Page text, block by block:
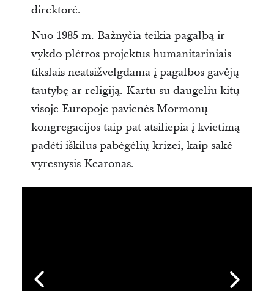
direktorė.
Nuo 1985 m. Bažnyčia teikia pagalbą ir
vykdo plėtros projektus humanitariniais
tikslais neatsižvelgdama į pagalbos gavėjų
tautybę ar religiją. Kartu su daugeliu kitų
visoje Europoje pavienės Mormonų
kongregacijos taip pat atsiliepia į kvietimą
padėti iškilus pabėgėlių krizei, kaip sakė
vyresnysis Kearonas.